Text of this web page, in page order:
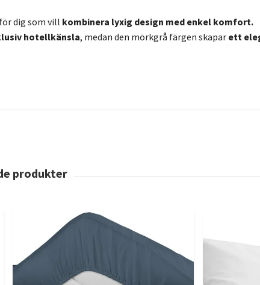
dig som vill kombinera lyxig design med enkel komfort.
hotellkänsla, medan den mörkgrå färgen skapar ett